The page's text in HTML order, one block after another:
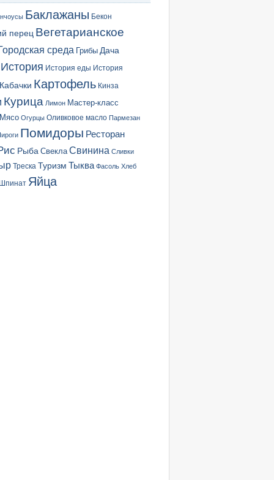
Баклажаны Бекон
перец Вегетарианское
среда Грибы Дача
История История еды История
Кабачки Картофель Кинза
Курица Лимон Мастер-класс
Мясо Огурцы Оливковое масло Пармезан
Помидоры Ресторан
Рыба Свекла Свинина Сливки
Треска Туризм Тыква Фасоль Хлеб
Яйца